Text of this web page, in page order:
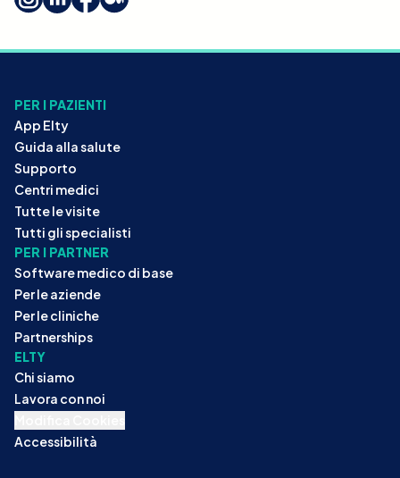
PER I PAZIENTI
App Elty
Guida alla salute
Supporto
Centri medici
Tutte le visite
Tutti gli specialisti
PER I PARTNER
Software medico di base
Per le aziende
Per le cliniche
Partnerships
ELTY
Chi siamo
Lavora con noi
Accessibilità